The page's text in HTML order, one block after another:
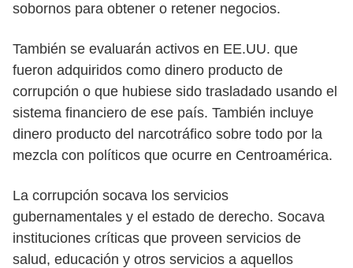
sobornos para obtener o retener negocios.
También se evaluarán activos en EE.UU. que
fueron adquiridos como dinero producto de
corrupción o que hubiese sido trasladado usando el
sistema financiero de ese país. También incluye
dinero producto del narcotráfico sobre todo por la
mezcla con políticos que ocurre en Centroamérica.
La corrupción socava los servicios
gubernamentales y el estado de derecho. Socava
instituciones críticas que proveen servicios de
salud, educación y otros servicios a aquellos